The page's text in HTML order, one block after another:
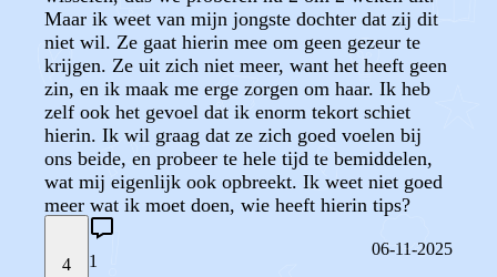
Maar ik weet van mijn jongste dochter dat zij dit
niet wil. Ze gaat hierin mee om geen gezeur te
krijgen. Ze uit zich niet meer, want het heeft geen
zin, en ik maak me erge zorgen om haar. Ik heb
zelf ook het gevoel dat ik enorm tekort schiet
hierin. Ik wil graag dat ze zich goed voelen bij
ons beide, en probeer te hele tijd te bemiddelen,
wat mij eigenlijk ook opbreekt. Ik weet niet goed
meer wat ik moet doen, wie heeft hierin tips?
4 1
06-11-2025